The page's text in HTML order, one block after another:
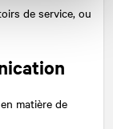
de service, ou
matière de